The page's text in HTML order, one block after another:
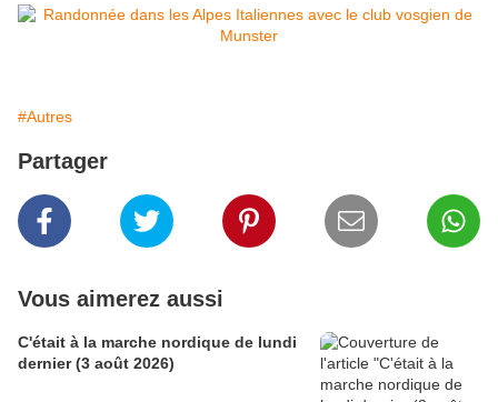
#Autres
Partager
Vous aimerez aussi
C'était à la marche nordique de lundi
dernier (3 août 2026)